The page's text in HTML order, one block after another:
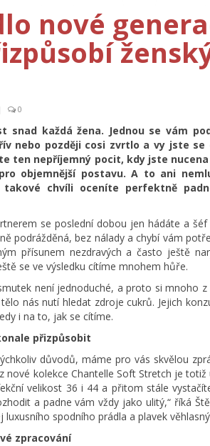
nové
0
snad každá žena. Jednou se vám
nebo později cosi zvrtlo a vy jste
ten nepříjemný pocit, kdy jste
objemnější postavu. A to ani
takové chvíli oceníte perfektně
se poslední dobou jen hádáte a
podrážděná, bez nálady a chybí vám
přísunem nezdravých a často ještě
se ve výsledku cítíme mnohem hůře.
není jednoduché, a proto si mnoho
nás nutí hledat zdroje cukrů. Jejich
i na to, jak se cítíme.
přizpůsobit
důvodů, máme pro vás skvělou
nové kolekce Chantelle Soft Stretch je
velikost 36 i 44 a přitom stále
a padne vám vždy jako ulitý,“ říká
spodního prádla a plavek
zpracování